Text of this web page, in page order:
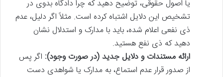
یا اصول حقوقی، توضیح دهید که چرا دادگاه بدوی در
تشخیص این دلایل اشتباه کرده است. مثلاً اگر دلیل، عدم
ذی نفعی اعلام شده، باید با مدارک و استدلال نشان
دهید که ذی نفع هستید.
ارائه مستندات و دلایل جدید (در صورت وجود): اگر پس
از صدور قرار عدم استماع، به مدارک یا شواهدی دست